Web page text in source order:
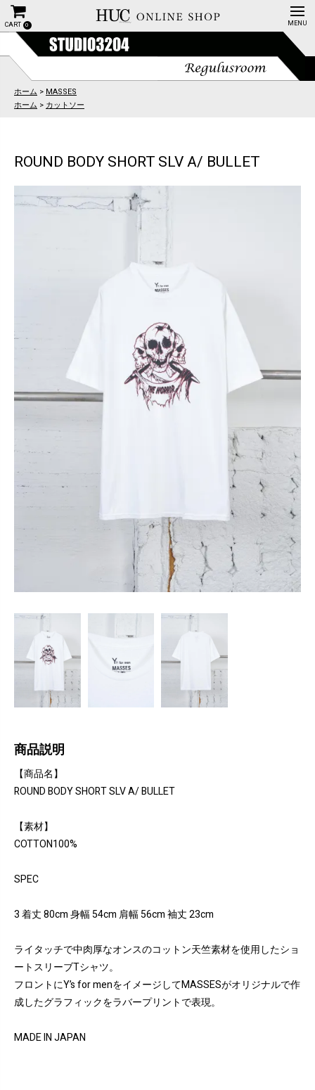
CART 0
ホーム > MASSES
ホーム > カットソー
ROUND BODY SHORT SLV A/ BULLET
商品説明
【商品名】
ROUND BODY SHORT SLV A/ BULLET
【素材】
COTTON100%
SPEC
3 着丈 80cm 身幅 54cm 肩幅 56cm 袖丈 23cm
ライタッチで中肉厚なオンスのコットン天竺素材を使用したショ
ートスリーブTシャツ。
フロントにY’s for menをイメージしてMASSESがオリジナルで作
成したグラフィックをラバープリントで表現。
MADE IN JAPAN